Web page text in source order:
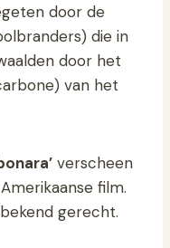
door de
die in
door het
van het
verscheen
film.
gerecht.